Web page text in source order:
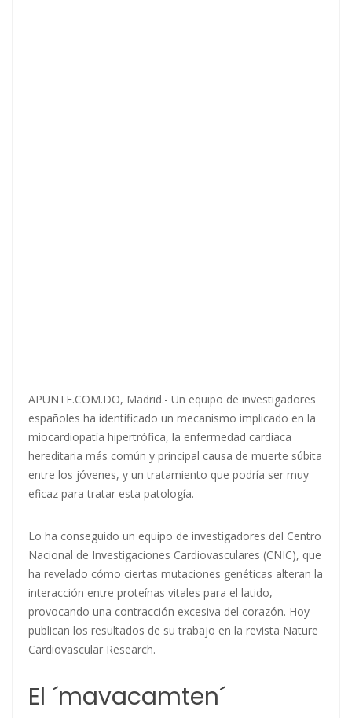
APUNTE.COM.DO, Madrid.- Un equipo de investigadores
españoles ha identificado un mecanismo implicado en la
miocardiopatía hipertrófica, la enfermedad cardíaca
hereditaria más común y principal causa de muerte súbita
entre los jóvenes, y un tratamiento que podría ser muy
eficaz para tratar esta patología.
Lo ha conseguido un equipo de investigadores del Centro
Nacional de Investigaciones Cardiovasculares (CNIC), que
ha revelado cómo ciertas mutaciones genéticas alteran la
interacción entre proteínas vitales para el latido,
provocando una contracción excesiva del corazón. Hoy
publican los resultados de su trabajo en la revista Nature
Cardiovascular Research.
El ´mavacamten´